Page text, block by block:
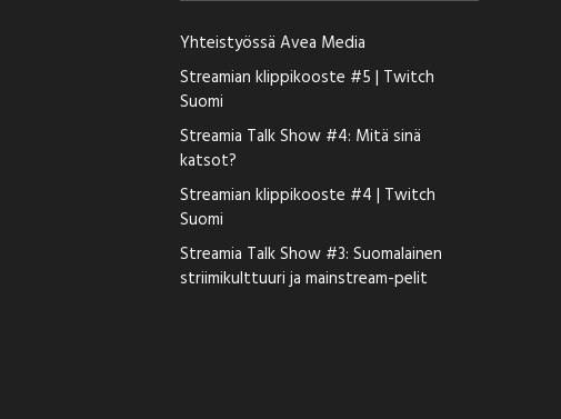
Yhteistyössä Avea Media
Streamian klippikooste #5 | Twitch
Suomi
Streamia Talk Show #4: Mitä sinä
katsot?
Streamian klippikooste #4 | Twitch
Suomi
Streamia Talk Show #3: Suomalainen
striimikulttuuri ja mainstream-pelit